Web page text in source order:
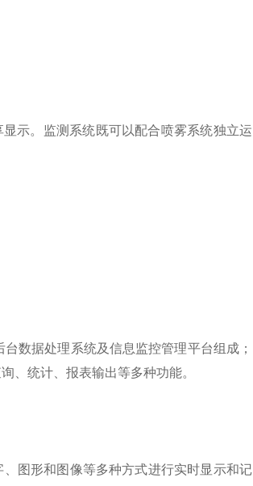
示。监测系统既可以配合喷雾系统独立运
数据处理系统及信息监控管理平台组成；
、统计、报表输出等多种功能。
图形和图像等多种方式进行实时显示和记